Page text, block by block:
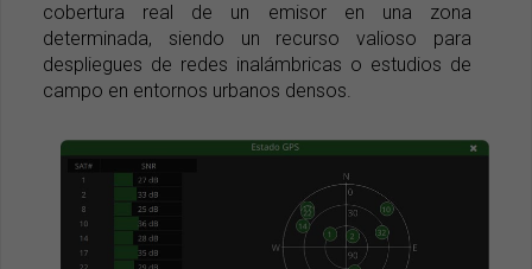
cobertura real de un emisor en una zona
determinada, siendo un recurso valioso para
despliegues de redes inalámbricas o estudios de
campo en entornos urbanos densos.